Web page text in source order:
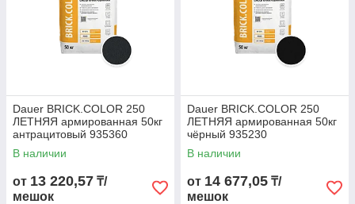
Dauer BRICK.COLOR 250
ЛЕТНЯЯ армированная 50кг
антрацитовый 935360
В наличии
от 13 220,57 ₸/
мешок
Dauer BRICK.COLOR 250
ЛЕТНЯЯ армированная 50кг
чёрный 935230
В наличии
от 14 677,05 ₸/
мешок